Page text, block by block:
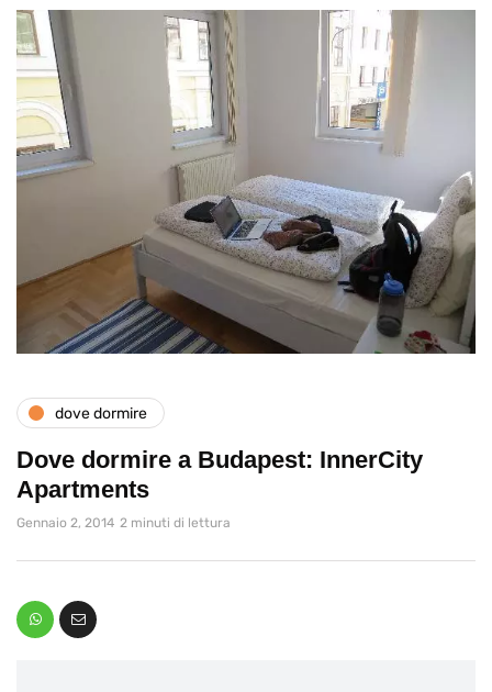
dove dormire
Dove dormire a Budapest: InnerCity
Apartments
Gennaio 2, 2014 2 minuti di lettura